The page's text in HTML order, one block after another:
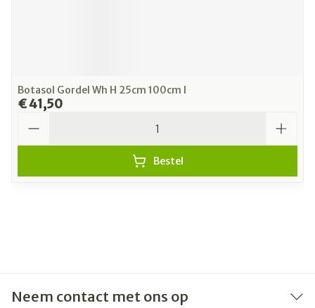
Botasol Gordel Wh H 25cm 100cm l
€ 41,50
Bestel
Neem contact met ons op